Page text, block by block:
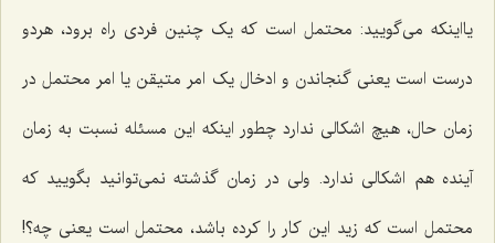
یااینکه می‌گویید: محتمل است که یک چنین فردی راه برود، هردو
درست است یعنی گنجاندن و ادخال یک امر متیقن یا امر محتمل در
زمان حال، هیچ اشکالی ندارد چطور اینکه این مسئله نسبت به زمان
آینده هم اشکالی ندارد. ولی در زمان گذشته نمی‌توانید بگویید که
محتمل است که زید این کار را کرده باشد، محتمل است یعنی چه؟!